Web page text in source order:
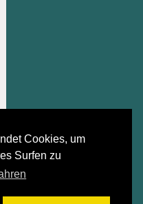
Cookies, um
Surfen zu